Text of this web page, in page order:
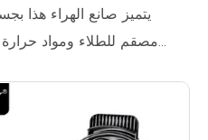
يتميز صانع الهراء هذا
مصقم للطلاء ومواد حرارة
القصاصات ، يضمن تشغيلًا
التخزين الرأسي المدمج